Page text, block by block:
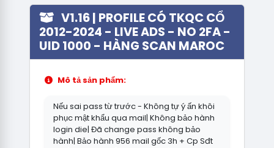
V1.16 | PROFILE CÓ TKQC CỔ
2012-2024 - LIVE ADS - NO 2FA -
UID 1000 - HÀNG SCAN MAROC
Mô tả sản phẩm:
Nếu sai pass từ trước - Không tự ý ấn khôi
phục mật khẩu qua mail| Không bảo hành
login die| Đã change pass không bảo
hành| Bảo hành 956 mail gốc 3h + Cp Sđt